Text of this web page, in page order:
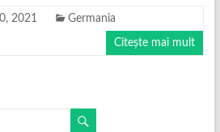
2021 Germania
Citește mai mult